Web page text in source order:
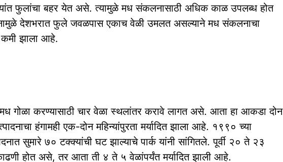
फुलांचा बहर येत असे. त्यामुळे मध संकलनासाठी अधिक काळ उपलब्ध होत
देशभरात फुले जवळपास एकाच वेळी उमलत असल्याने मध संकलनाचा
कमी झाला आहे.
मध गोळा करण्यासाठी चार वेळा स्थलांतर करावे लागत असे. आता हा आकडा दोन
हंगामही एक-दोन महिन्यांपुरता मर्यादित झाला आहे. १९९० च्या
सुमारे ७० टक्क्यांची घट झाल्याचे पार्क यांनी सांगितले. पूर्वी २० ते २३
होत असे, तर आता ती ४ ते ५ वेळांपर्यंत मर्यादित झाली आहे.